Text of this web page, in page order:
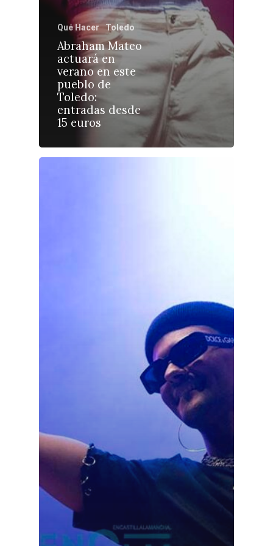
Qué Hacer Toledo
Abraham Mateo
actuará en
verano en este
pueblo de
Toledo:
entradas desde
15 euros
Cuenca
Guadalajara
Talavera
Cultura
Deportes
Sucesos
Medio Ambiente
Planeta Rural
Especiales